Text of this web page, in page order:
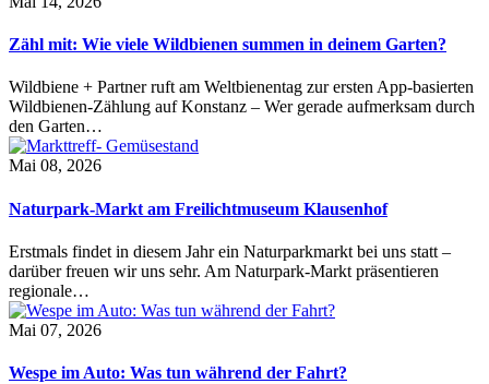
Zähl mit: Wie viele Wildbienen summen in deinem Garten?
Wildbiene + Partner ruft am Weltbienentag zur ersten App-basierten
Wildbienen-Zählung auf Konstanz – Wer gerade aufmerksam durch
den Garten…
Mai 08, 2026
Naturpark-Markt am Freilichtmuseum Klausenhof
Erstmals findet in diesem Jahr ein Naturparkmarkt bei uns statt –
darüber freuen wir uns sehr. Am Naturpark-Markt präsentieren
regionale…
Mai 07, 2026
Wespe im Auto: Was tun während der Fahrt?